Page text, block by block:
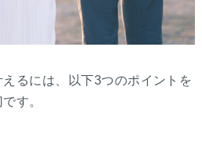
るには、以下3つのポイントを
す。